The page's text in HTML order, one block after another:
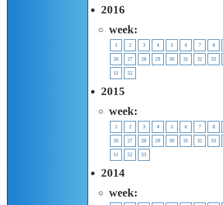
2016
week:
1 2 3 4 5 6 7 8
26 27 28 29 30 31 32 33
51 52
2015
week:
1 2 3 4 5 6 7 8
26 27 28 29 30 31 32 33
51 52 53
2014
week: